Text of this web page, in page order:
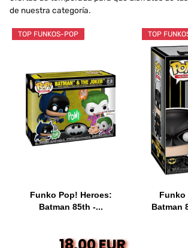
de nuestra categoría.
TOP FUNKOS-POP
Funko Pop! Heroes:
Batman 85th -...
TOP
Funko
Batman